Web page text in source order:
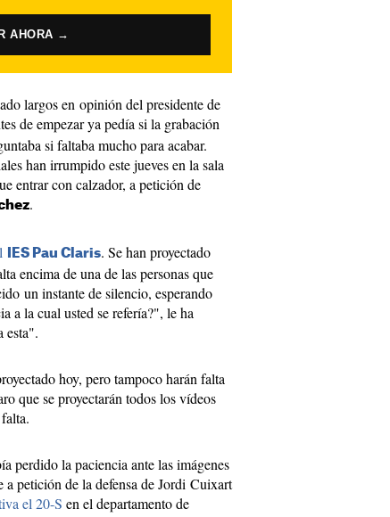
AHORA →
largos en opinión del presidente de
de empezar ya pedía si la grabación
si faltaba mucho para acabar.
han irrumpido este jueves en la sala
entrar con calzador, a petición de
.
IES Pau Claris. Se han proyectado
encima de una de las personas que
un instante de silencio, esperando
a la cual usted se refería?", le ha
esta".
hoy, pero tampoco harán falta
que se proyectarán todos los vídeos
perdido la paciencia ante las imágenes
a petición de la defensa de Jordi Cuixart
el 20-S en el departamento de